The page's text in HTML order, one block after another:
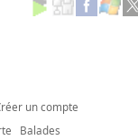
un compte
Balades